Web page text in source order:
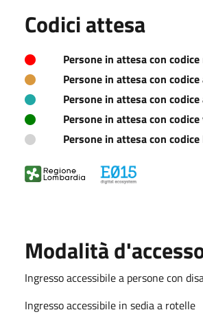
Codici attesa
Persone in attesa con
Persone in attesa con
Persone in attesa con
Persone in attesa con codice
Persone in attesa con
Modalità
Ingresso accessibile a persone con
Ingresso accessibile in sedia a rotelle